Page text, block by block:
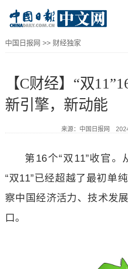
中国日报网 >> 财经独家
【C财经】“双
新引擎，新动能
来源：中国日报网
第16个“双11”收官。
“双11”已经超越了最初单
察中国经济活力、技术发
口。